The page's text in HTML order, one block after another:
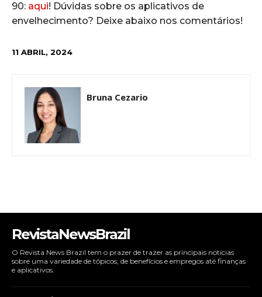
90: aqui! Dúvidas sobre os aplicativos de
envelhecimento? Deixe abaixo nos comentários!
11 ABRIL, 2024
Bruna Cezario
RevistaNewsBrazil
O Revista News Brazil tem o prazer de trazer as principais notícias
sobre uma variedade de tópicos, de benefícios e empregos até finanças
e aplicativos.